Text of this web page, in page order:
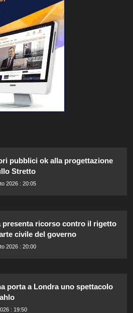
pubblici ok alla progettazione
Stretto
2026 : 20:05
presenta ricorso contro il rigetto
civile del governo
2026 : 20:00
porta a Londra uno spettacolo
: 19:50